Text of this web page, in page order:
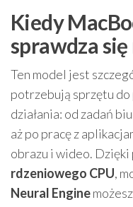
Kiedy
sprawdza
Ten model jest
potrzebują sprzętu do
działania: od zadań
aż po pracę z
obrazu i wideo. Dzięki
rdzeniowego CPU,
Neural Engine